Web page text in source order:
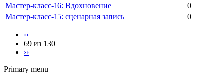
Мастер-класс-16: Вдохновение
0
Мастер-класс-15: сценарная запись
0
‹‹
69 из 130
››
Primary menu